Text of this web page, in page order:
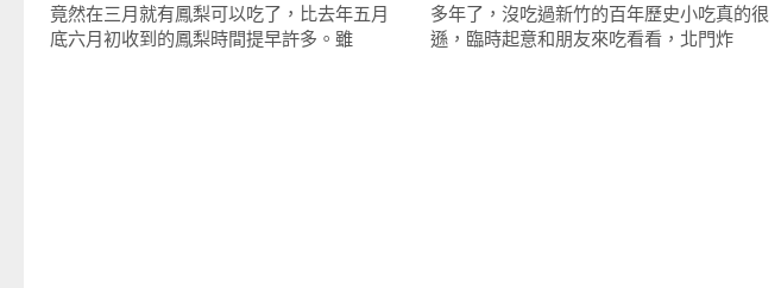
竟然在三月就有鳳梨可以吃了，比去年五月
底六月初收到的鳳梨時間提早許多。雖
多年了，沒吃過新竹的百年歷史小吃真的很
遜，臨時起意和朋友來吃看看，北門炸